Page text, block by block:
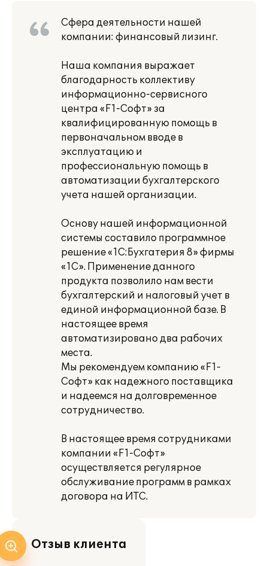
Сфера деятельности нашей
компании: финансовый лизинг.
Наша компания выражает
благодарность коллективу
информационно-сервисного
центра «F1-Софт» за
квалифицированную помощь в
первоначальном вводе в
эксплуатацию и
профессиональную помощь в
автоматизации бухгалтерского
учета нашей организации.
Основу нашей информационной
системы составило программное
решение «1С:Бухгатерия 8» фирмы
«1С». Применение данного
продукта позволило нам вести
бухгалтерский и налоговый учет в
единой информационной базе. В
настоящее время
автоматизировано два рабочих
места.
Мы рекомендуем компанию «F1-
Софт» как надежного поставщика
и надеемся на долговременное
сотрудничество.
В настоящее время сотрудниками
компании «F1-Cофт»
осуществляется регулярное
обслуживание программ в рамках
договора на ИТС.
Отзыв клиента